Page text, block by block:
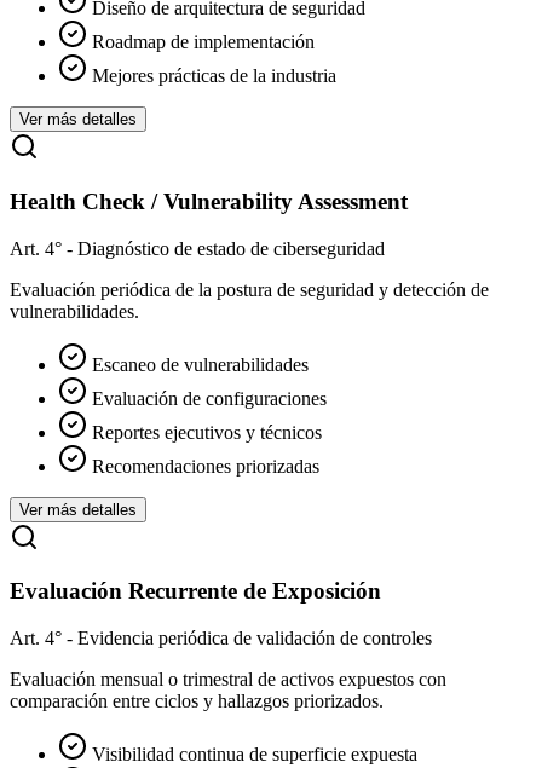
Diseño de arquitectura de seguridad
Roadmap de implementación
Mejores prácticas de la industria
Ver más detalles
Health Check / Vulnerability Assessment
Art. 4° - Diagnóstico de estado de ciberseguridad
Evaluación periódica de la postura de seguridad y detección de
vulnerabilidades.
Escaneo de vulnerabilidades
Evaluación de configuraciones
Reportes ejecutivos y técnicos
Recomendaciones priorizadas
Ver más detalles
Evaluación Recurrente de Exposición
Art. 4° - Evidencia periódica de validación de controles
Evaluación mensual o trimestral de activos expuestos con
comparación entre ciclos y hallazgos priorizados.
Visibilidad continua de superficie expuesta